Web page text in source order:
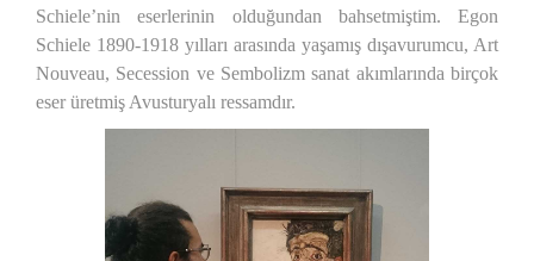
Schiele’nin eserlerinin olduğundan bahsetmiştim. Egon
Schiele 1890-1918 yılları arasında yaşamış dışavurumcu, Art
Nouveau, Secession ve Sembolizm sanat akımlarında birçok
eser üretmiş Avusturyalı ressamdır.